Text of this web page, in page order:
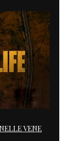
VENE